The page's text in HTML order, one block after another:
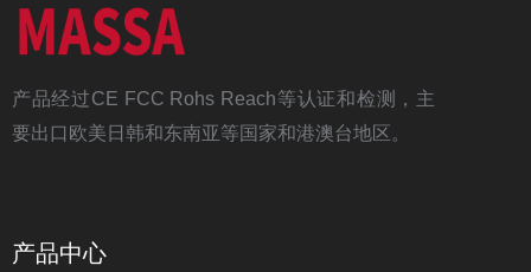
产品经过CE FCC Rohs Reach等认证和检测，主
要出口欧美日韩和东南亚等国家和港澳台地区。
产品中心